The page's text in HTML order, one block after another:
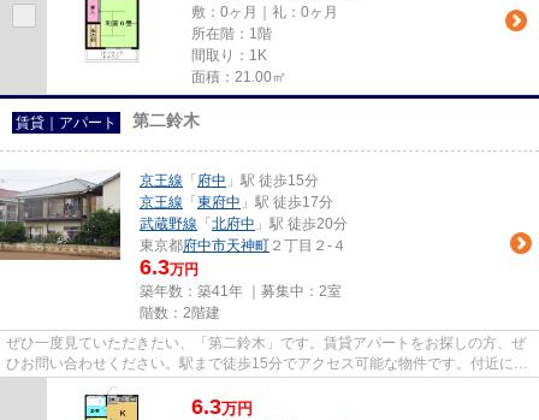
敷：0ヶ月｜礼：0ヶ月
所在階：1階
間取り：1K
面積：21.00㎡
賃貸｜アパート 第二鈴木
京王線 「 府中 」駅 徒歩15分
京王線 「 東府中 」駅 徒歩17分
武蔵野線 「 北府中 」駅 徒歩20分
東京都府中市天神町 ２丁目２-４
6.3万円
築年数：築41年 ｜募集中： 2室
階数：2階建
ぜひ一度見ていただきたい、「第二鈴木」です。賃貸アパートをお探しの方、ぜ
ひお問い合わせください。駅まで徒歩15分でアクセス可能な物件です。付近に駅
が2つあるので、用途や行き先...
6.3万円